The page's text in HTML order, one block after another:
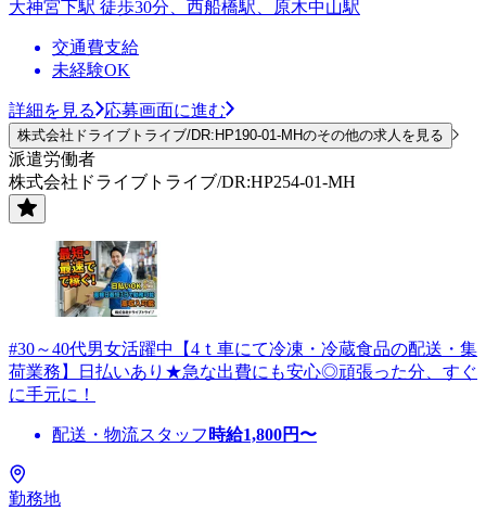
大神宮下駅 徒歩30分、西船橋駅、原木中山駅
交通費支給
未経験OK
詳細を見る 応募画面に進む
株式会社ドライブトライブ/DR:HP190-01-MHのその他の求人を見る
派遣労働者
株式会社ドライブトライブ/DR:HP254-01-MH
#30～40代男女活躍中【4ｔ車にて冷凍・冷蔵食品の配送・集
荷業務】日払いあり★急な出費にも安心◎頑張った分、すぐ
に手元に！
配送・物流スタッフ 時給1,800円〜
勤務地